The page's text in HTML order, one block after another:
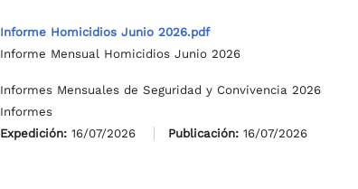
Informe Homicidios Junio 2026.pdf
Informe Mensual Homicidios Junio 2026
Informes Mensuales de Seguridad y Convivencia 2026
Informes
Expedición: 16/07/2026 Publicación: 16/07/2026